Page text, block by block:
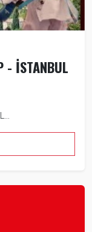
- İSTANBUL